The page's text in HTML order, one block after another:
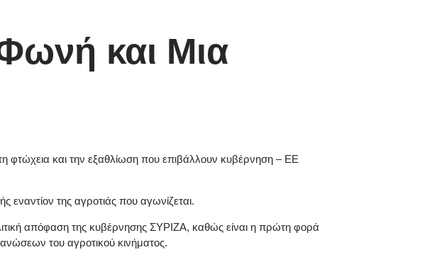
και Μια
φτώχεια και την εξαθλίωση που επιβάλλουν κυβέρνηση – ΕΕ
εναντίον της αγροτιάς που αγωνίζεται.
απόφαση της κυβέρνησης ΣΥΡΙΖΑ, καθώς είναι η πρώτη φορά
του αγροτικού κινήματος.